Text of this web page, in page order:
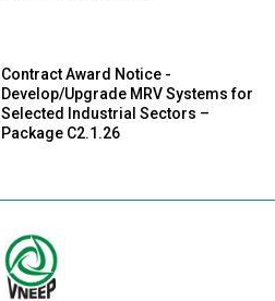
Contract Award Notice -
Develop/Upgrade MRV Systems for
Selected Industrial Sectors –
Package C2.1.26